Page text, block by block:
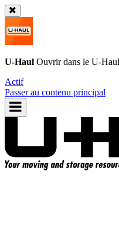
U-Haul Ouvrir dans le U-Haul
Actif
Passer au contenu principal